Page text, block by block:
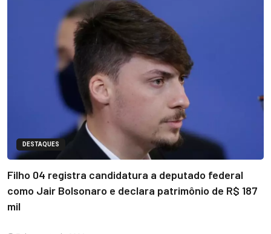
DESTAQUES
Filho 04 registra candidatura a deputado federal
como Jair Bolsonaro e declara patrimônio de R$ 187
mil